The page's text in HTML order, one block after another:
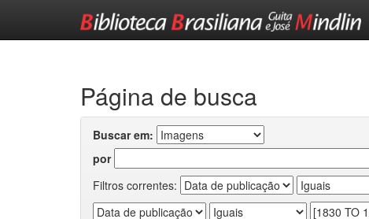
Página de busca
Buscar em:
por
Filtros correntes: